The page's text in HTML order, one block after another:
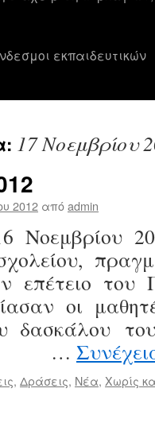
εκπαιδευτικών
17 Νοεμβρίου
2012 απόadmin
Νοεμβρίου
επέτειο του
οι
δασκάλου
…
, Δράσεις, Νέα, Χωρίς